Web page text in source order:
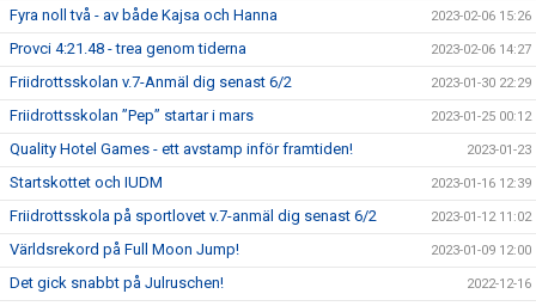
Fyra noll två - av både Kajsa och Hanna 2023-02-06 15:26
Provci 4:21.48 - trea genom tiderna 2023-02-06 14:27
Friidrottsskolan v.7-Anmäl dig senast 6/2 2023-01-30 22:29
Friidrottsskolan ”Pep” startar i mars 2023-01-25 00:12
Quality Hotel Games - ett avstamp inför framtiden! 2023-01-23
Startskottet och IUDM 2023-01-16 12:39
Friidrottsskola på sportlovet v.7-anmäl dig senast 6/2 2023-01-12 11:02
Världsrekord på Full Moon Jump! 2023-01-09 12:00
Det gick snabbt på Julruschen! 2022-12-16